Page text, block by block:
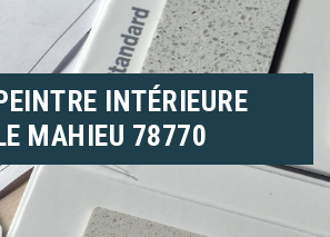
INTÉRIEURE
MAHIEU 78770